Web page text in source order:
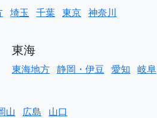
埼玉 千葉 東京 神奈川
東海
東海地方 静岡・伊豆 愛知 岐阜
山 広島 山口